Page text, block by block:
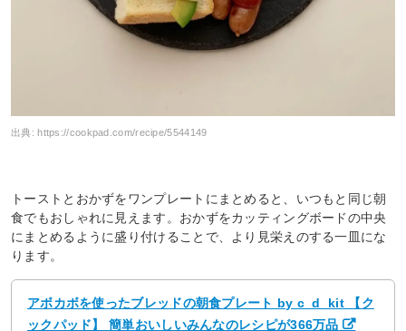
出典: https://cookpad.com/recipe/5544149
トーストとおかずをワンプレートにまとめると、いつもと同じ朝
食でもおしゃれに見えます。おかずをカッティングボードの中央
にまとめるように盛り付けることで、より見栄えのする一皿にな
ります。
アボカボを使ったブレッドの朝食プレート by c_d_kit 【ク
ックパッド】 簡単おいしいみんなのレシピが366万品